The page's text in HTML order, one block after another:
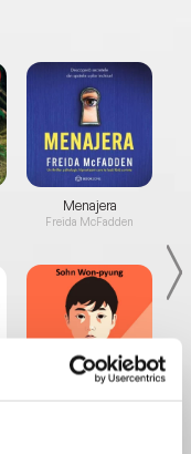
Menajera
Freida McFadden